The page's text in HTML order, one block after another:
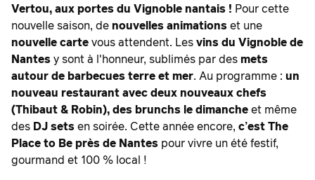
Vertou, aux portes du Vignoble nantais ! Pour cette
nouvelle saison, de nouvelles animationset une
nouvelle cartevous attendent. Lesvins du Vignoble de
Nantesy sont à l'honneur, sublimés par des mets
autour de barbecues terre et mer. Au programme : un
nouveau restaurant avec deux nouveaux chefs
(Thibaut & Robin), des brunchs le dimancheet même
des DJ setsen soirée. Cette année encore, c’est The
Place to Be près de Nantes pour vivre un été festif,
gourmand et 100 % local !